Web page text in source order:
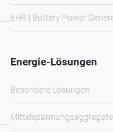
EHR | Battery Power
Energie-Lösungen
Besondere Lösungen
Mittelspannungsaggregate